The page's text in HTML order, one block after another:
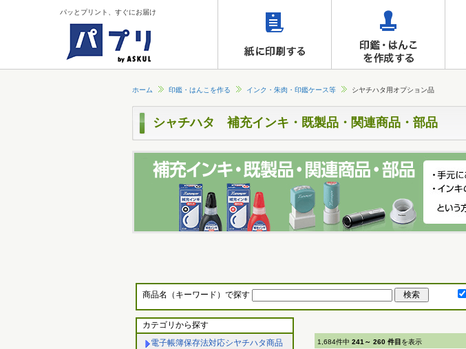
パッとプリント、すぐにお届け
ホーム 印鑑・はんこを作る インク・朱肉・印鑑ケース等 シヤチハタ用オプション品
シャチハタ 補充インキ・既製品・関連商品・部品
商品名（キーワード）で探す
カテゴリから探す
電子帳簿保存法対応シヤチハタ商品
1,684件中 241～ 260 件目 を表示